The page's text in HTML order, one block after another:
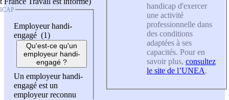
Employeur handi-
engagé (1)
Qu'est-ce qu'un
employeur handi-
engagé ?
Un employeur handi-
engagé est un
employeur reconnu
handicap d'exercer
une activité
professionnelle dans
des conditions
adaptées à ses
capacités. Pour en
savoir plus, consultez
le site de l’UNEA.